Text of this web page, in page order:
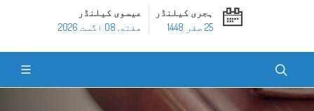
ہجری کیلنڈر
25 صفر 1448
عیسوی کیلنڈر
هفته, 08 اگست 2026